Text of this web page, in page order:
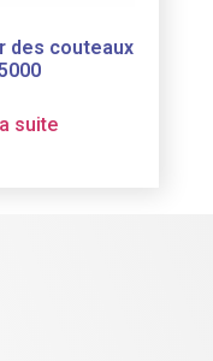
des couteaux
suite